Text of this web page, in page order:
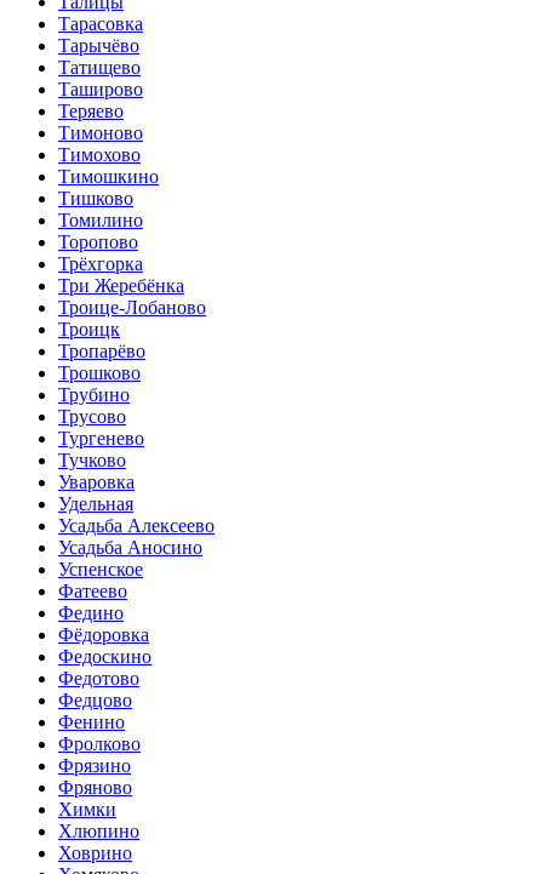
Тарасовка
Тарычёво
Татищево
Таширово
Теряево
Тимоново
Тимохово
Тимошкино
Тишково
Томилино
Торопово
Трёхгорка
Три Жеребёнка
Троице-Лобаново
Троицк
Тропарёво
Трошково
Трубино
Трусово
Тургенево
Тучково
Уваровка
Удельная
Усадьба Алексеево
Усадьба Аносино
Успенское
Фатеево
Федино
Фёдоровка
Федоскино
Федотово
Федцово
Фенино
Фролково
Фрязино
Фряново
Химки
Хлюпино
Ховрино